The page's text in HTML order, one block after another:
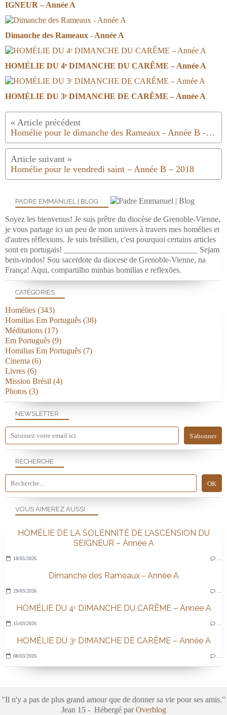
IGNEUR – Année A
Dimanche des Rameaux - Année A
HOMÉLIE DU 4ᵉ DIMANCHE DU CARÊME – Année A
HOMÉLIE DU 3ᵉ DIMANCHE DE CARÊME – Année A
Homélie pour le dimanche des Rameaux - Année B - 2018
Homélie pour le vendredi saint – Année B – 2018
NEWSLETTER
RECHERCHE
PADRE EMMANUEL | BLOG
Soyez les bienvenus! Je suis prêtre du diocèse de Grenoble-Vienne,
je vous partage ici un peu de mon univers à travers mes homélies et
d'autres réflexions. Je suis brésilien, c'est pourquoi certains articles
sont en portugais! _________________________________ Sejam
bem-vindos! Sou sacerdote da diocese de Grenoble-Vienne, na
França! Aqui, compartilho minhas homilias e reflexões.
VOUS AIMEREZ AUSSI :
HOMÉLIE DE LA SOLENNITÉ DE L’ASCENSION DU
SEIGNEUR – Année A
18/05/2026
Dimanche des Rameaux - Année A
29/03/2026
HOMÉLIE DU 4ᵉ DIMANCHE DU CARÊME – Année A
15/03/2026
HOMÉLIE DU 3ᵉ DIMANCHE DE CARÊME – Année A
08/03/2026
CATÉGORIES
Homélies (343)
Homilias Em Português (38)
Méditations (17)
Em Português (9)
Homilias Em Português (7)
Cinema (6)
Livres (6)
Mission Brésil (4)
Photos (3)
"Il n'y a pas de plus grand amour que de donner sa vie pour ses amis."
Jean 15 - Hébergé parOverblog